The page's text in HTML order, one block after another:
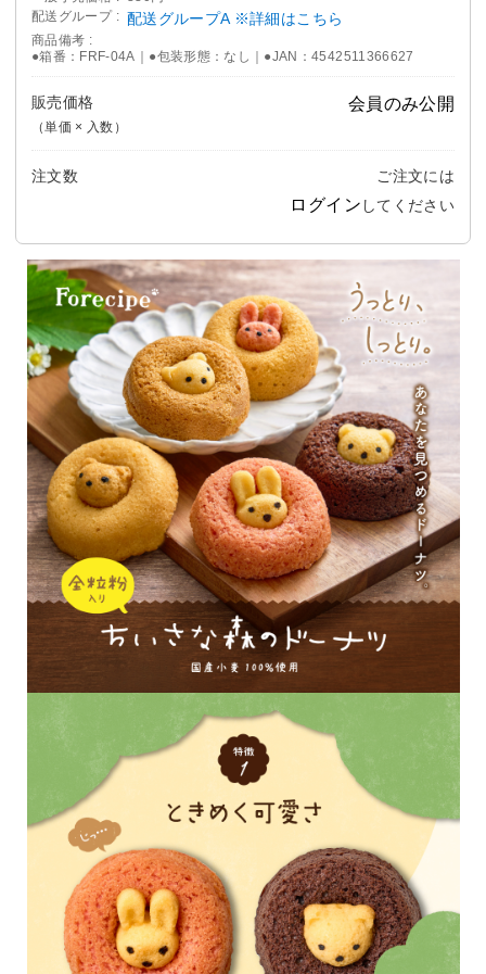
配送グループ
配送グループA ※詳細はこちら
商品備考
●箱番：FRF-04A｜●包装形態：なし｜●JAN：4542511366627
販売価格
（単価 × 入数）
会員のみ公開
注文数 ご注文には
ログイン してください